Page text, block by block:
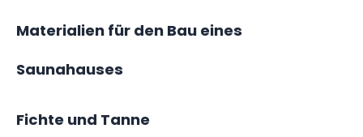
Materialien für den Bau eines
Saunahauses
Fichte und Tanne